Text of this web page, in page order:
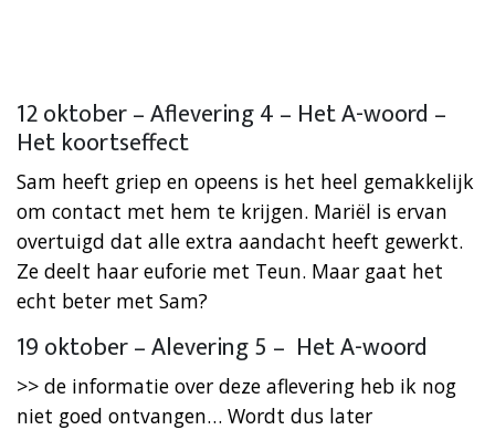
12 oktober – Aflevering 4 – Het A-woord –
Het koortseffect
Sam heeft griep en opeens is het heel gemakkelijk
om contact met hem te krijgen. Mariël is ervan
overtuigd dat alle extra aandacht heeft gewerkt.
Ze deelt haar euforie met Teun. Maar gaat het
echt beter met Sam?
19 oktober – Alevering 5 – Het A-woord
>> de informatie over deze aflevering heb ik nog
niet goed ontvangen… Wordt dus later